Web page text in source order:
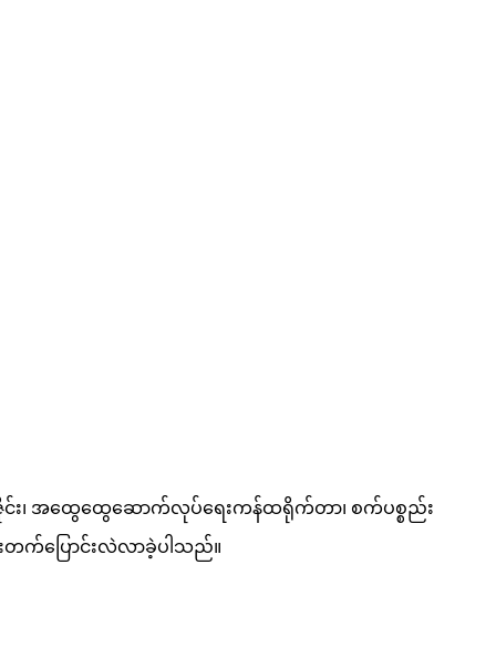
င်း၊ အထွေထွေဆောက်လုပ်ရေးကန်ထရိုက်တာ၊ စက်ပစ္စည်း
တက်ပြောင်းလဲလာခဲ့ပါသည်။